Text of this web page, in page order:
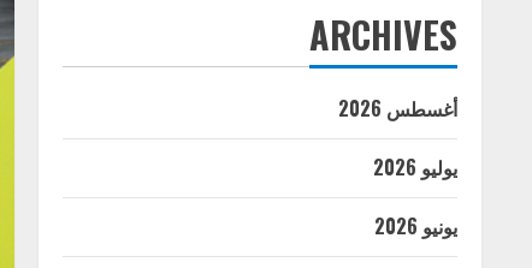
ARCHIVES
أغسطس 2026
يوليو 2026
يونيو 2026